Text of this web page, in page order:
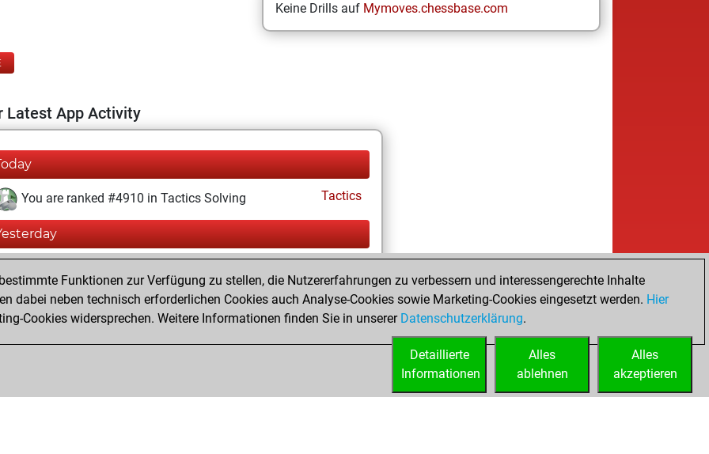
Keine Drills auf Mymoves.chessbase.com
Latest App Activity
You are ranked #4910 in Tactics Solving Tactics
You solved 2 tactics positions
You achieved an Elo of 1655 in tactics positions
Funktionen zur Verfügung zu stellen, die Nutzererfahrungen zu verbessern und interessengerechte Inhalte
dabei neben technisch erforderlichen Cookies auch Analyse-Cookies sowie Marketing-Cookies eingesetzt werden. Hier
Cookies widersprechen. Weitere Informationen finden Sie in unserer Datenschutzerklärung.
Alles
akzeptieren
Alles
ablehnen
Detaillierte
Informationen